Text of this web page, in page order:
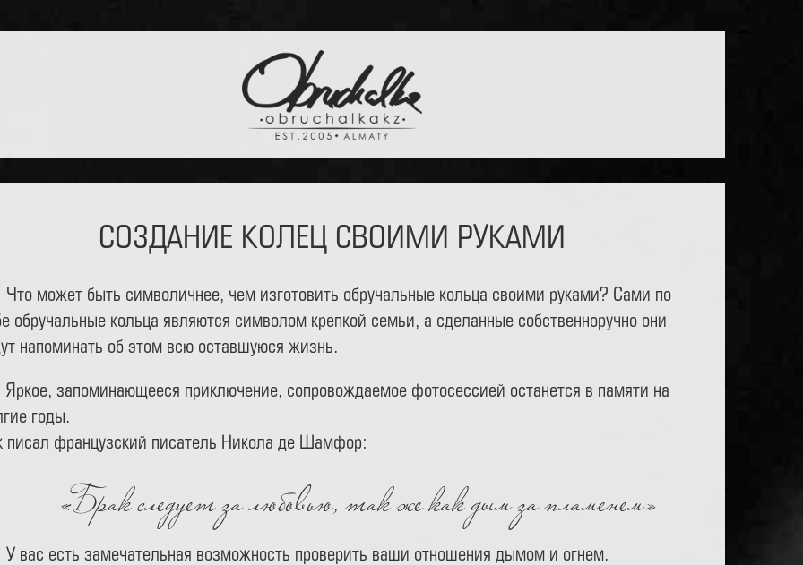
СОЗДАНИЕ КОЛЕЦ СВОИМИ РУКАМИ
Что может быть символичнее, чем изготовить обручальные кольца своими руками? Сами по
обручальные кольца являются символом крепкой семьи, а сделанные собственноручно они
напоминать об этом всю оставшуюся жизнь.
Яркое, запоминающееся приключение, сопровождаемое фотосессией останется в памяти на
годы.
писал французский писатель Никола де Шамфор:
«Брак следует за любовью, так же как дым за пламенем»
У вас есть замечательная возможность проверить ваши отношения дымом и огнем.